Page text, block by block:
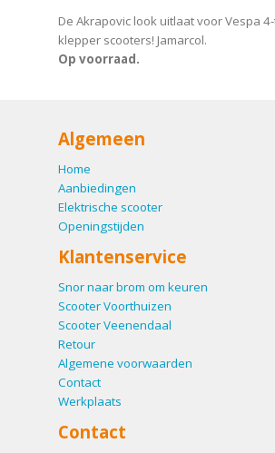
De Akrapovic look uitlaat voor Vespa
klepper scooters! Jamarcol.
Op voorraad.
Algemeen
Home
Aanbiedingen
Elektrische scooter
Openingstijden
Klantenservice
Snor naar brom om keuren
Scooter Voorthuizen
Scooter Veenendaal
Retour
Algemene voorwaarden
Contact
Werkplaats
Contact